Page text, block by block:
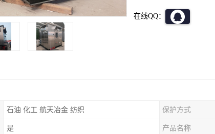
在线QQ：
石油 化工 航天冶金 纺织 保护方式
是 产品名称